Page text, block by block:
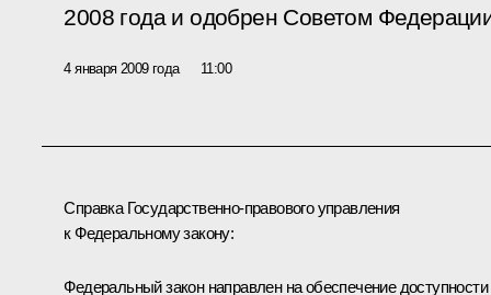
2008 года и одобрен Советом
4 января 2009 года 11:00
Справка Государственно-правового управления
к Федеральному закону:
Федеральный закон направлен на обеспечение доступности